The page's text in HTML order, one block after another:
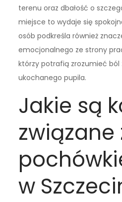
terenu oraz dbałość o
miejsce to wydaje się
osób podkreśla również
emocjonalnego ze strony
którzy potrafią zrozumieć ból
ukochanego pupila.
Jakie są
związane
w